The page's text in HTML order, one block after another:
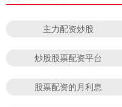
主力配资炒股
炒股股票配资平台
股票配资的月利息